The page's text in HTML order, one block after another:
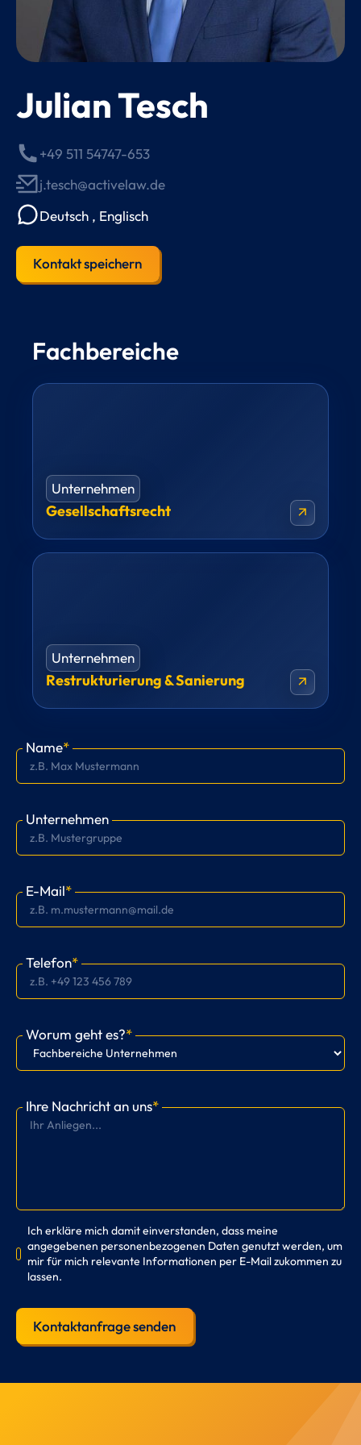
Julian Tesch
+49 511 54747-653
j.tesch@activelaw.de
Deutsch , Englisch
Kontakt speichern
Fachbereiche
arrow_outward
Unternehmen
Gesellschaftsrecht
arrow_outward
Unternehmen
Restrukturierung & Sanierung
Name*
Unternehmen
E-Mail*
Telefon*
Worum geht es?*
Ihre Nachricht an uns*
Ich erkläre mich damit einverstanden, dass meine
angegebenen personenbezogenen Daten genutzt werden, um
mir für mich relevante Informationen per E-Mail zukommen zu
lassen.